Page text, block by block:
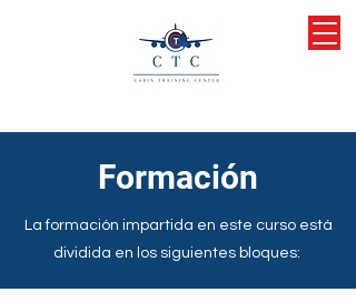
Formación
La formación impartida en este curso está
dividida en los siguientes bloques: